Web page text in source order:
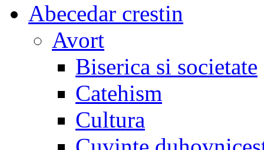
Abecedar crestin
Avort
Biserica si societate
Catehism
Cultura